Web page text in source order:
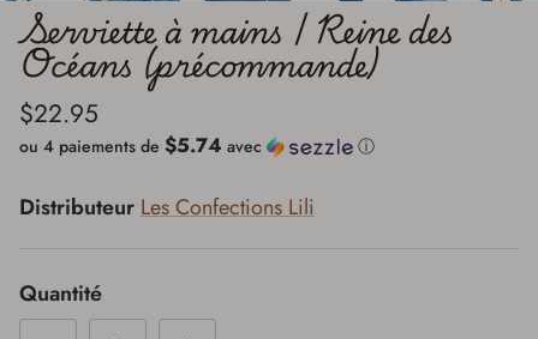
Serviette à mains | Reine des
Océans (précommande)
$22.95
ou 4 paiements de $5.74 avec ⓘ
Distributeur Les Confections Lili
Quantité